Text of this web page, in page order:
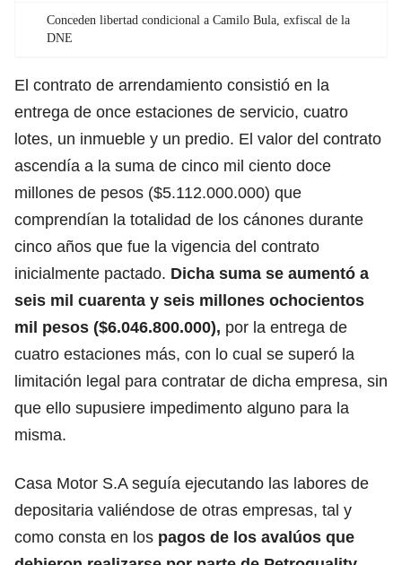
Conceden libertad condicional a Camilo Bula, exfiscal de la
DNE
El contrato de arrendamiento consistió en la
entrega de once estaciones de servicio, cuatro
lotes, un inmueble y un predio. El valor del contrato
ascendía a la suma de cinco mil ciento doce
millones de pesos ($5.112.000.000) que
comprendían la totalidad de los cánones durante
cinco años que fue la vigencia del contrato
inicialmente pactado. Dicha suma se aumentó a
seis mil cuarenta y seis millones ochocientos
mil pesos ($6.046.800.000), por la entrega de
cuatro estaciones más, con lo cual se superó la
limitación legal para contratar de dicha empresa, sin
que ello supusiere impedimento alguno para la
misma.
Casa Motor S.A seguía ejecutando las labores de
depositaria valiéndose de otras empresas, tal y
como consta en los pagos de los avalúos que